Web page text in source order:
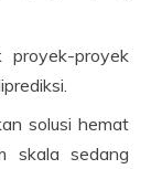
proyek
solusi hemat
skala sedang